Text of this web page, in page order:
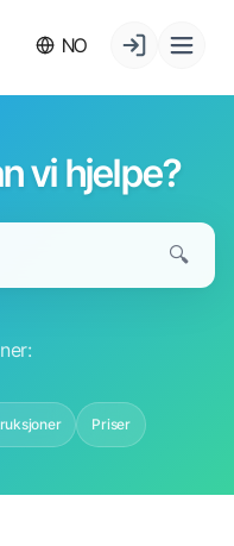
NO
vi hjelpe?
🔍
Priser